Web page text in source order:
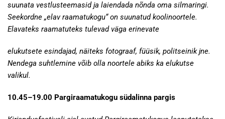
suunata vestlusteemasid ja laiendada nõnda oma silmaringi.
Seekordne „elav raamatukogu“ on suunatud koolinoortele.
Elavateks raamatuteks tulevad väga erinevate
elukutsete esindajad, näiteks fotograaf, füüsik, politseinik jne.
Nendega suhtlemine võib olla noortele abiks ka elukutse
valikul.
10.45–19.00 Pargiraamatukogu südalinna pargis